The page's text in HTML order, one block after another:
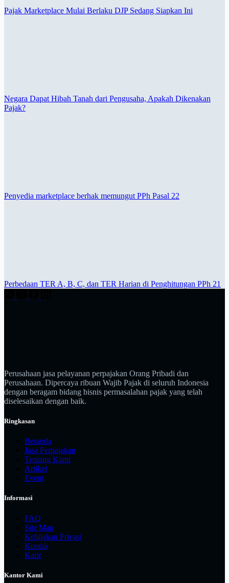
Pajak Marketplace Mulai Berlaku DJP Sedang Siapkan Ini
Negara Dapat Hibah Tanah dari Pengusaha, Apakah Dikenakan
Pajak?
Penyedia marketplace berhak memungut PPh Pasal 22
Perbedaan TER A, B, C, dan TER Harian di Penghitungan PPh 21
Perusahaan jasa pelayanan perpajakan Orang Pribadi dan
Perusahaan. Dipercaya ribuan Wajib Pajak di seluruh Indonesia
dengan beragam bidang bisnis permasalahan pajak yang telah
diselesaikan dengan baik.
Ringkasan
Beranda
Jasa Perpajakan
Tentang Kami
Artikel
Event
Informasi
FAQ
Site Map
Kebijakan Privasi
Kontak
Karir
Kantor Kami